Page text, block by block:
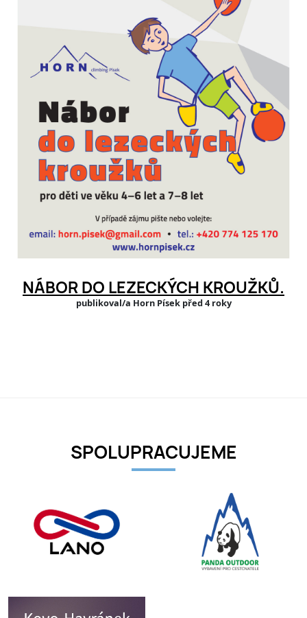
NÁBOR DO LEZECKÝCH KROUŽKŮ.
publikoval/a Horn Písek před 4 roky
SPOLUPRACUJEME